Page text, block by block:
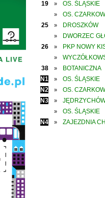
19
» OS. ŚLĄSKIE
»
OS.
25
» DROSZKÓW
»
DWORZEC
26
» PKP NOWY
»
38
»
BOTANICZNA
N1
»
OS. ŚLĄSKIE
N2
»
OS.
N3
»
»
OS. ŚLĄSKIE
N4
» ZAJEZDNIA